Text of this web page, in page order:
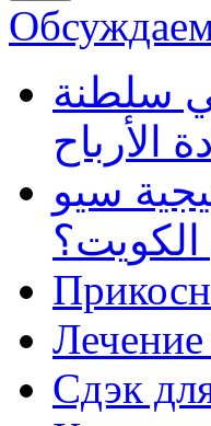
سلطنة
الأرباح
سيو
Сдэк